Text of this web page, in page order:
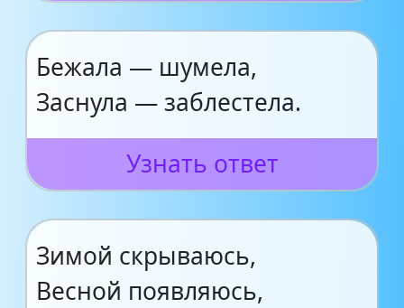
Бежала — шумела,
Заснула — заблестела.
Узнать ответ
Зимой скрываюсь,
Весной появляюсь,